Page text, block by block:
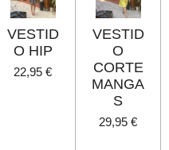
VESTID
O HIP
22,95 €
VESTID
O
CORTE
MANGA
S
29,95 €